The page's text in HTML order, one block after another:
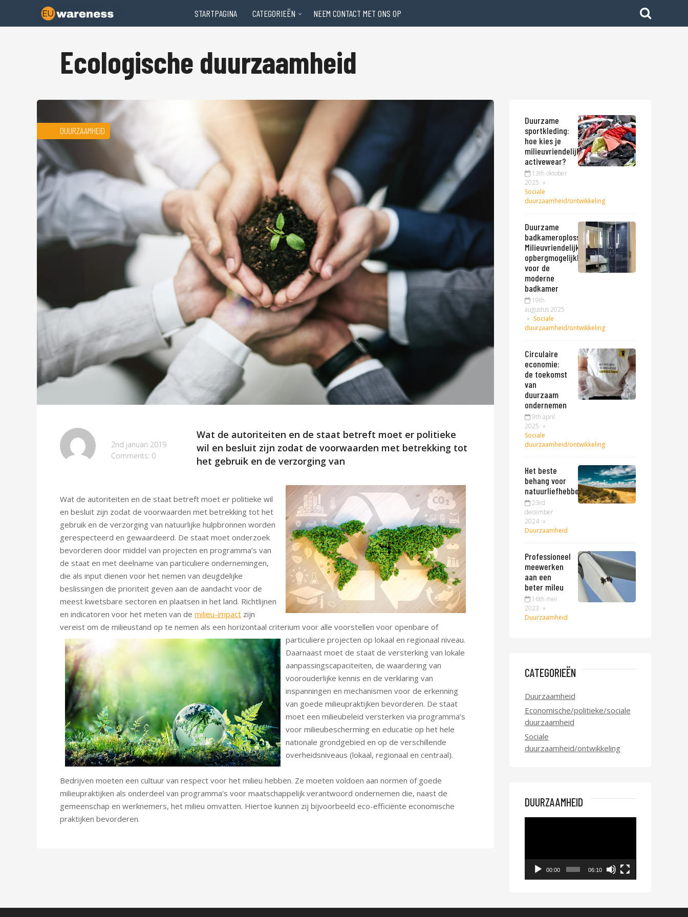
STARTPAGINA CATEGORIEËN NEEM CONTACT MET ONS OP
Ecologische duurzaamheid
DUURZAAMHEID
2nd januari 2019
Comments: 0
Wat de autoriteiten en de staat betreft moet er politieke
wil en besluit zijn zodat de voorwaarden met betrekking tot
het gebruik en de verzorging van
Wat de autoriteiten en de staat betreft moet er politieke wil
en besluit zijn zodat de voorwaarden met betrekking tot het
gebruik en de verzorging van natuurlijke hulpbronnen worden
gerespecteerd en gewaardeerd. De staat moet onderzoek
bevorderen door middel van projecten en programma’s van
de staat en met deelname van particuliere ondernemingen,
die als input dienen voor het nemen van deugdelijke
beslissingen die prioriteit geven aan de aandacht voor de
meest kwetsbare sectoren en plaatsen in het land. Richtlijnen
en indicatoren voor het meten van de milieu-impact zijn
vereist om de milieustand op te nemen als een horizontaal criterium voor alle voorstellen voor openbare of
particuliere projecten op lokaal en regionaal niveau.
Daarnaast moet de staat de versterking van lokale
aanpassingscapaciteiten, de waardering van
voorouderlijke kennis en de verklaring van
inspanningen en mechanismen voor de erkenning
van goede milieupraktijken bevorderen. De staat
moet een milieubeleid versterken via programma’s
voor milieubescherming en educatie op het hele
nationale grondgebied en op de verschillende
overheidsniveaus (lokaal, regionaal en centraal).
Bedrijven moeten een cultuur van respect voor het milieu hebben. Ze moeten voldoen aan normen of goede
milieupraktijken als onderdeel van programma’s voor maatschappelijk verantwoord ondernemen die, naast de
gemeenschap en werknemers, het milieu omvatten. Hiertoe kunnen zij bijvoorbeeld eco-efficiënte economische
praktijken bevorderen.
Duurzame
sportkleding:
hoe kies je
milieuvriendelijke
activewear?
13th oktober
2025 »
Sociale
duurzaamheid/ontwikkeling
Duurzame
badkameroplossingen:
Milieuvriendelijke
opbergmogelijkheden
voor de
moderne
badkamer
19th
augustus 2025
» Sociale
duurzaamheid/ontwikkeling
Circulaire
economie:
de toekomst
van
duurzaam
ondernemen
9th april
2025 »
Sociale
duurzaamheid/ontwikkeling
Het beste
behang voor
natuurliefhebbers
23rd
december
2024 »
Duurzaamheid
Professioneel
meewerken
aan een
beter mileu
16th mei
2023 »
Duurzaamheid
CATEGORIEËN
Duurzaamheid
Economische/politieke/sociale
duurzaamheid
Sociale
duurzaamheid/ontwikkeling
DUURZAAMHEID
Videospeler
00:00 06:10